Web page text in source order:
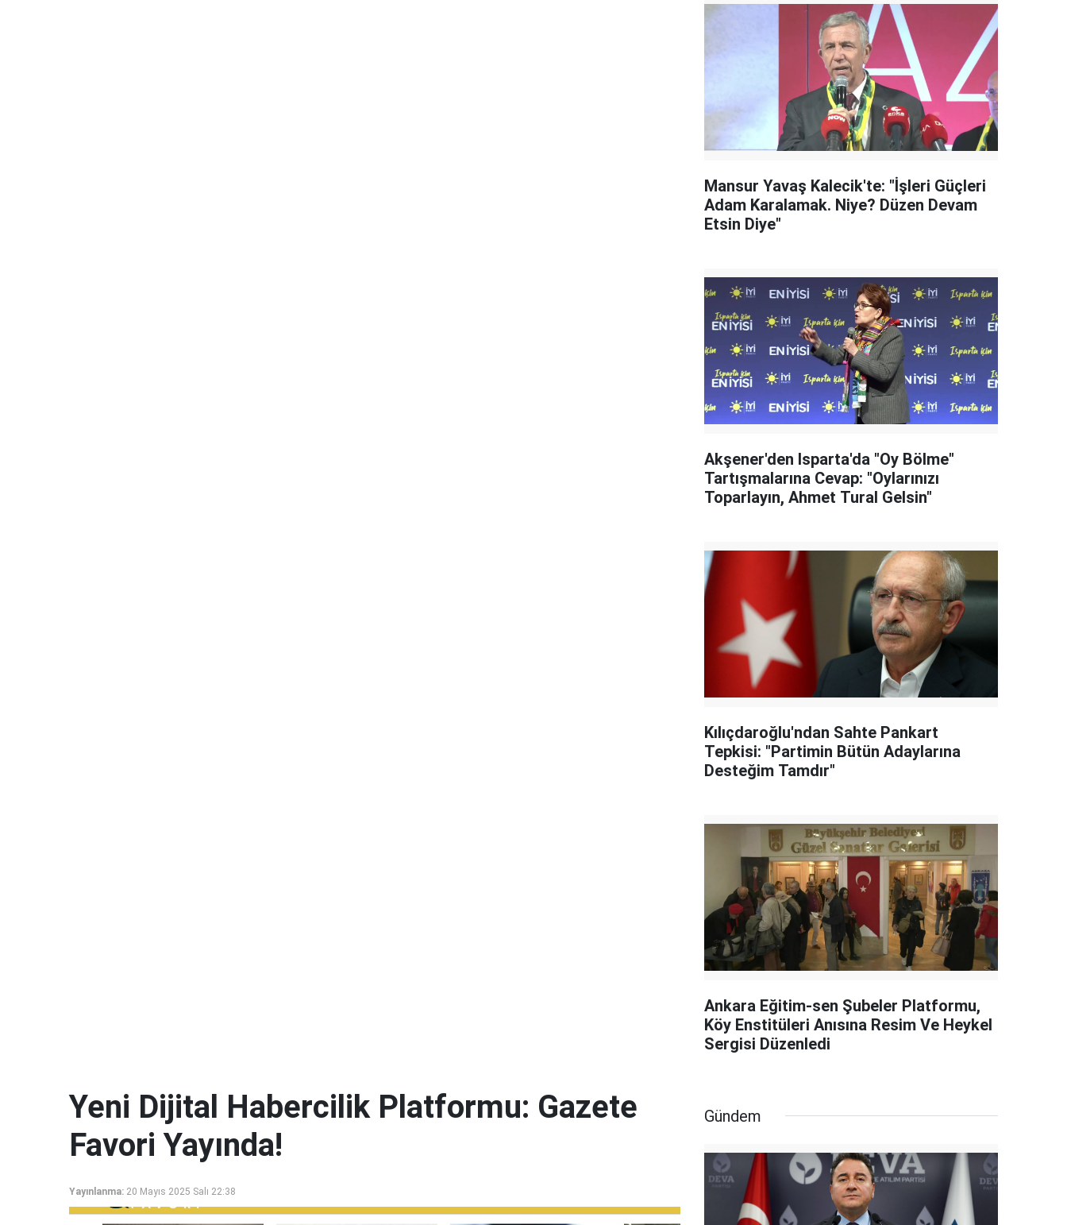
Mansur Yavaş Kalecik'te: "İşleri Güçleri
Adam Karalamak. Niye? Düzen Devam
Etsin Diye"
Akşener'den Isparta'da "Oy Bölme"
Tartışmalarına Cevap: "Oylarınızı
Toparlayın, Ahmet Tural Gelsin"
Kılıçdaroğlu'ndan Sahte Pankart
Tepkisi: "Partimin Bütün Adaylarına
Desteğim Tamdır"
Ankara Eğitim-sen Şubeler Platformu,
Köy Enstitüleri Anısına Resim Ve Heykel
Sergisi Düzenledi
Yeni Dijital Habercilik Platformu: Gazete
Favori Yayında!
Yayınlanma: 20 Mayıs 2025 Salı 22:38
Gündem